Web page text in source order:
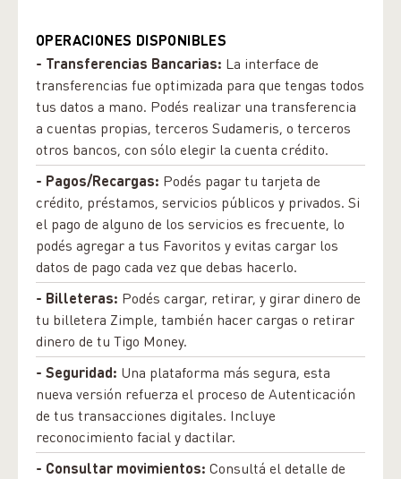
OPERACIONES DISPONIBLES
- Transferencias Bancarias: La interface de
transferencias fue optimizada para que tengas todos
tus datos a mano. Podés realizar una transferencia
a cuentas propias, terceros Sudameris, o terceros
otros bancos, con sólo elegir la cuenta crédito.
- Pagos/Recargas: Podés pagar tu tarjeta de
crédito, préstamos, servicios públicos y privados. Si
el pago de alguno de los servicios es frecuente, lo
podés agregar a tus Favoritos y evitas cargar los
datos de pago cada vez que debas hacerlo.
- Billeteras: Podés cargar, retirar, y girar dinero de
tu billetera Zimple, también hacer cargas o retirar
dinero de tu Tigo Money.
- Seguridad: Una plataforma más segura, esta
nueva versión refuerza el proceso de Autenticación
de tus transacciones digitales. Incluye
reconocimiento facial y dactilar.
- Consultar movimientos: Consultá el detalle de